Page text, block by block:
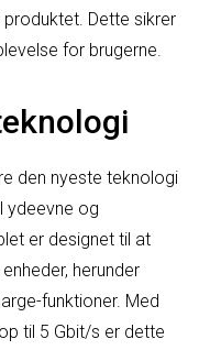
Dette sikrer
for brugerne.
den nyeste teknologi
ydeevne og
er designet til at
herunder
funktioner. Med
til 5 Gbit/s er dette